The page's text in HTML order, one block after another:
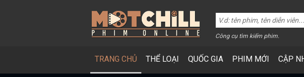
Công cụ tìm kiếm phim.
TRANG CHỦ THỂ LOẠI QUỐC GIA PHIM MỚI CẬP